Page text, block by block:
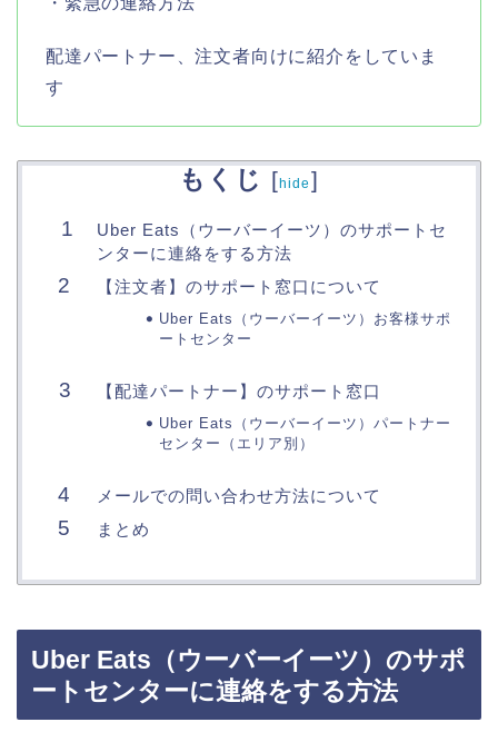
配達パートナー、注文者向けに紹介をしていま
す
もくじ [hide ]
Uber Eats（ウーバーイーツ）のサポートセ
ンターに連絡をする方法
【注文者】のサポート窓口について
Uber Eats（ウーバーイーツ）お客様サポ
ートセンター
【配達パートナー】のサポート窓口
Uber Eats（ウーバーイーツ）パートナー
センター（エリア別）
メールでの問い合わせ方法について
まとめ
Uber Eats（ウーバーイーツ）のサポ
ートセンターに連絡をする方法